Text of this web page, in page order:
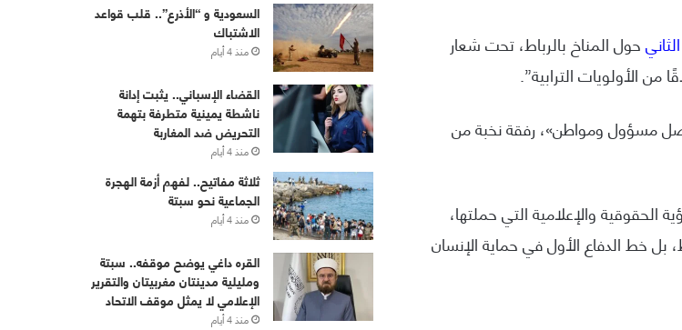
حول المناخ بالرباط، تحت شعار
من الأولويات الترابية”.
مسؤول ومواطن»، رفقة نخبة من
والإعلامية التي حملتها،
بل خط الدفاع الأول في حماية الإنسان
‏⁧‫السعودية‬⁩ و “الأذرع”.. قلب قواعد
الاشتباك
منذ 4 أيام
القضاء الإسباني.. يثبت إدانة
ناشطة يمينية متطرفة بتهمة
التحريض ضد المغاربة
منذ 4 أيام
ثلاثة مفاتيح.. لفهم أزمة الهجرة
الجماعية نحو سبتة
منذ 4 أيام
القره داغي يوضح موقفه.. سبتة
ومليلية مدينتان مغربيتان والتقرير
الإعلامي لا يمثل موقف الاتحاد
منذ 4 أيام